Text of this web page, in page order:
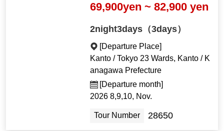
69,900yen ~ 82,900 yen
2night3days（3days）
[Departure Place]
Kanto / Tokyo 23 Wards, Kanto / K
anagawa Prefecture
[Departure month]
2026 8,9,10, Nov.
Tour Number 28650